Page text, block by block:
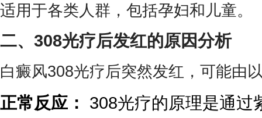
适用于各类人群，包括孕妇和儿童。
二、308光疗后发红的原因分析
白癜风308光疗后突然发红，可能由
正常反应：
308光疗的原理是通过